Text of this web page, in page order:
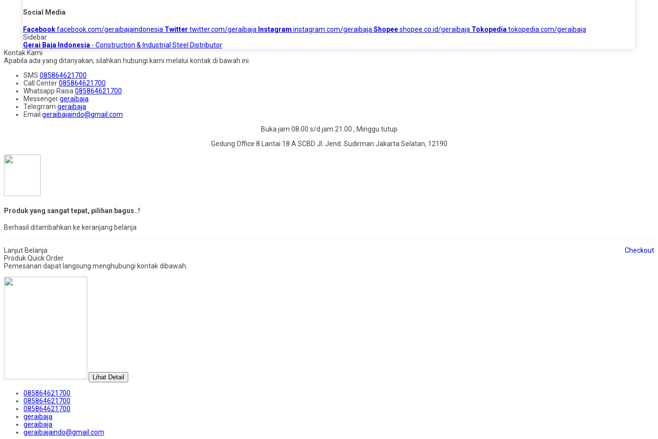
Social Media
Facebookfacebook.com/geraibajaindonesia Twitter twitter.com/geraibaja Instagram instagram.com/geraibaja Shopeeshopee.co.id/geraibaja Tokopedia tokopedia.com/geraibaja
Sidebar
Gerai Baja Indonesia - Construction & Industrial Steel Distributor
Kontak Kami
Apabila ada yang ditanyakan, silahkan hubungi kami melalui kontak di bawah ini.
SMS 085864621700
Call Center085864621700
Whatsapp Raisa 085864621700
Messengergeraibaja
Telegrram geraibaja
Email geraibajaindo@gmail.com
Buka jam 08.00 s/d jam 21.00 , Minggu tutup
Gedung Office 8 Lantai 18 A SCBD Jl. Jend. Sudirman Jakarta Selatan, 12190
Produk yang sangat tepat, pilihan bagus..!
Berhasil ditambahkan ke keranjang belanja
Lanjut Belanja
Checkout
Produk Quick Order
Pemesanan dapat langsung menghubungi kontak dibawah:
Lihat Detail
085864621700
085864621700
085864621700
geraibaja
geraibaja
geraibajaindo@gmail.com